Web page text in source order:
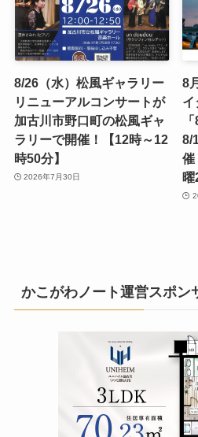
8/26（水）松風ギャラリー
リニューアルコンサートが
加古川市野口町の松風ギャ
ラリーで開催！【12時～12
時50分】
2026年7月30日
8
イ
8/
催
曜
かこがわノート運営スポン